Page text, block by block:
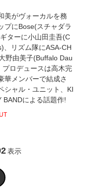
美がヴォーカルを務
プにBose(スチャダラ
ターに小山田圭吾(C
、リズム隊にASA-CH
野由美子(Buffalo Dau
プロデュースは高木完
華メンバーで結成さ
シャル・ユニット、KI
BANDによる話題作!
表示